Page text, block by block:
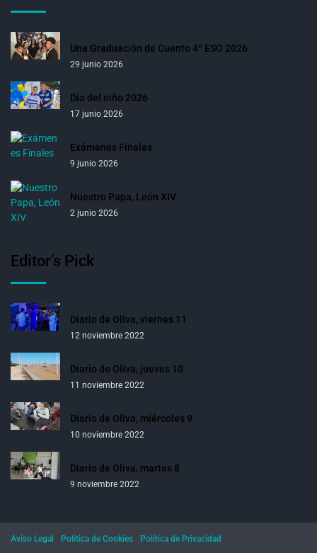
Una Graduación de Cuento 4º ESO 2026
29 junio 2026
Día del niño 2026
17 junio 2026
Exámenes Finales
9 junio 2026
Nuestro Papa, León XIV
2 junio 2026
Editor’s Pick
Diario de Oliva, viernes 11
12 noviembre 2022
Diario de Oliva, jueves 10
11 noviembre 2022
Diario de Oliva, miércoles 9
10 noviembre 2022
Diario de Oliva, martes 8
9 noviembre 2022
Aviso Legal Política de Cookies Política de Privacidad